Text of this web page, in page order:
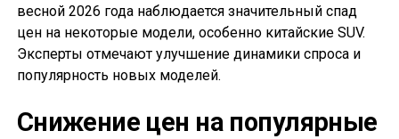
весной 2026 года наблюдается значительный спад
цен на некоторые модели, особенно китайские SUV.
Эксперты отмечают улучшение динамики спроса и
популярность новых моделей.
Снижение цен на популярные